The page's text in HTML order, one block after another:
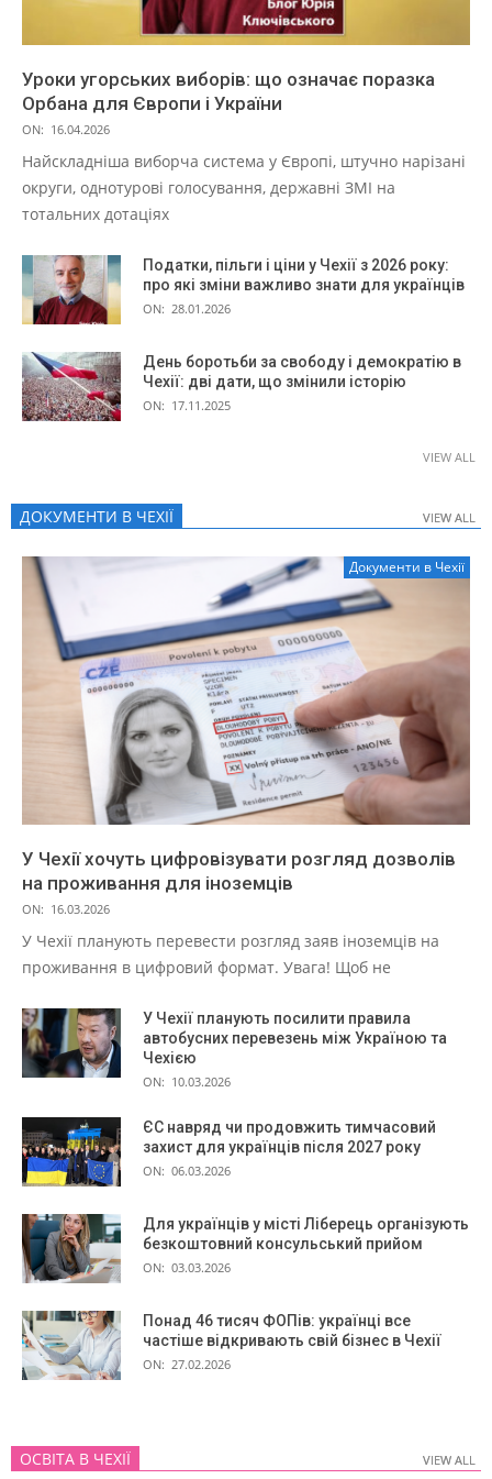
Уроки угорських виборів: що означає поразка
Орбана для Європи і України
ON: 16.04.2026
Найскладніша виборча система у Європі, штучно нарізані
округи, однотурові голосування, державні ЗМІ на
тотальних дотаціях
Податки, пільги і ціни у Чехії з 2026 року:
про які зміни важливо знати для українців
ON: 28.01.2026
День боротьби за свободу і демократію в
Чехії: дві дати, що змінили історію
ON: 17.11.2025
VIEW ALL
ДОКУМЕНТИ В ЧЕХІЇ VIEW ALL
Документи в Чехії
У Чехії хочуть цифровізувати розгляд дозволів
на проживання для іноземців
ON: 16.03.2026
У Чехії планують перевести розгляд заяв іноземців на
проживання в цифровий формат. Увага! Щоб не
У Чехії планують посилити правила
автобусних перевезень між Україною та
Чехією
ON: 10.03.2026
ЄС навряд чи продовжить тимчасовий
захист для українців після 2027 року
ON: 06.03.2026
Для українців у місті Ліберець організують
безкоштовний консульський прийом
ON: 03.03.2026
Понад 46 тисяч ФОПів: українці все
частіше відкривають свій бізнес в Чехії
ON: 27.02.2026
VIEW ALL
ОСВІТА В ЧЕХІЇ VIEW ALL
VIEW ALL